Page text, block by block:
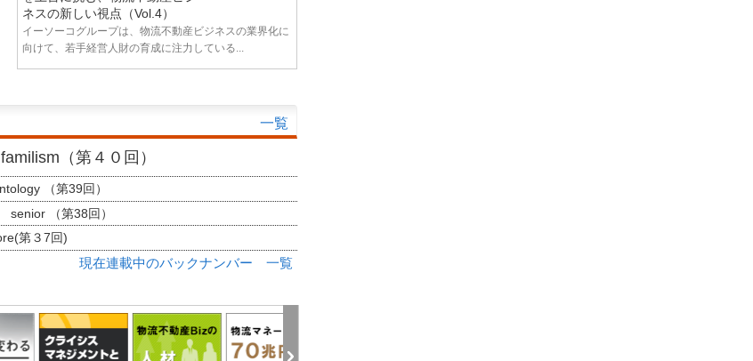
ネスの新しい視点（Vol.4）
イーソーコグループは、物流不動産ビジネスの業界化に
向けて、若手経営人財の育成に注力している...
一覧
（第４０回）
（第39回）
（第38回）
第３7回)
現在連載中のバックナンバー 一覧